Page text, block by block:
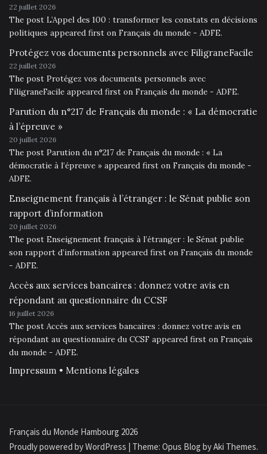
22 juillet 2026
The post L’Appel des 100 : transformer les constats en décisions
politiques appeared first on Français du monde - ADFE.
Protégez vos documents personnels avec FiligraneFacile
22 juillet 2026
The post Protégez vos documents personnels avec
FiligraneFacile appeared first on Français du monde - ADFE.
Parution du n°217 de Français du monde : « La démocratie
à l’épreuve »
20 juillet 2026
The post Parution du n°217 de Français du monde : « La
démocratie à l’épreuve » appeared first on Français du monde -
ADFE.
Enseignement français à l’étranger : le Sénat publie son
rapport d’information
20 juillet 2026
The post Enseignement français à l’étranger : le Sénat publie
son rapport d’information appeared first on Français du monde
- ADFE.
Accès aux services bancaires : donnez votre avis en
répondant au questionnaire du CCSF
16 juillet 2026
The post Accès aux services bancaires : donnez votre avis en
répondant au questionnaire du CCSF appeared first on Français
du monde - ADFE.
Impressum • Mentions légales
Français du Monde Hambourg 2026
Proudly powered by WordPress | Theme: Opus Blog byAki Themes.